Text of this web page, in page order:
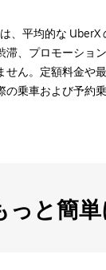
、平均的な UberX
滞、プロモーショ
せん。定額料金や
の乗車および予約
っと簡単